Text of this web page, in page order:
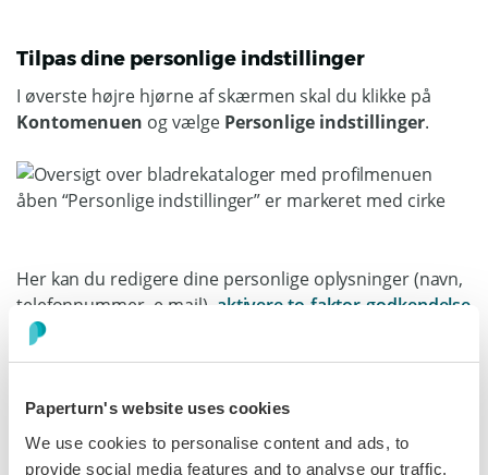
Paperturn's website uses cookies
We use cookies to personalise content and ads, to
provide social media features and to analyse our traffic.
Tilpas dine personlige indstillinger
I øverste højre hjørne af skærmen skal du klikke på
Kontomenuen og vælge Personlige indstillinger.
Her kan du redigere dine personlige oplysninger (navn,
telefonnummer, e-mail), aktivere to-faktor-godkendelse
(2FA)
datoformat og også ændre din adgangskode.